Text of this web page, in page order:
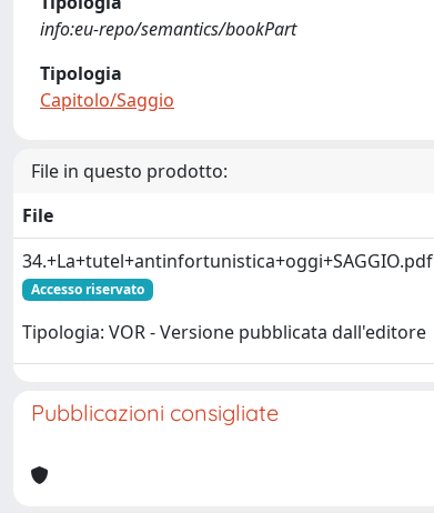
info:eu-repo/semantics/bookPart
Tipologia
Capitolo/Saggio
File in questo prodotto:
File
34.+La+tutel+antinfortunistica+oggi+SAGGIO.pdf
Accesso riservato
Tipologia: VOR - Versione pubblicata dall'editore
Pubblicazioni consigliate